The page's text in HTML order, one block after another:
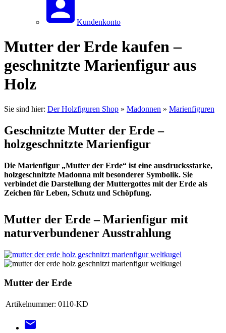
Kundenkonto
Mutter der Erde kaufen –
geschnitzte Marienfigur aus
Holz
Sie sind hier: Der Holzfiguren Shop » Madonnen » Marienfiguren
Geschnitzte Mutter der Erde –
holzgeschnitzte Marienfigur
Die Marienfigur „Mutter der Erde“ ist eine ausdrucksstarke,
holzgeschnitzte Madonna mit besonderer Symbolik. Sie
verbindet die Darstellung der Muttergottes mit der Erde als
Zeichen für Leben, Schutz und Schöpfung.
Mutter der Erde – Marienfigur mit
naturverbundener Ausstrahlung
Mutter der Erde
Artikelnummer: 0110-KD